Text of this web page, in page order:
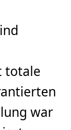
totale
war